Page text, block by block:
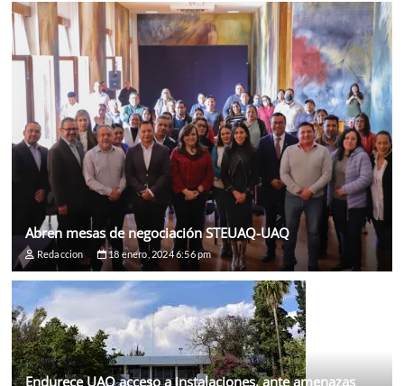
Abren mesas de negociación STEUAQ-UAQ
Redaccion 18 enero, 2024 6:56 pm
Endurece UAQ acceso a instalaciones, ante amenazas